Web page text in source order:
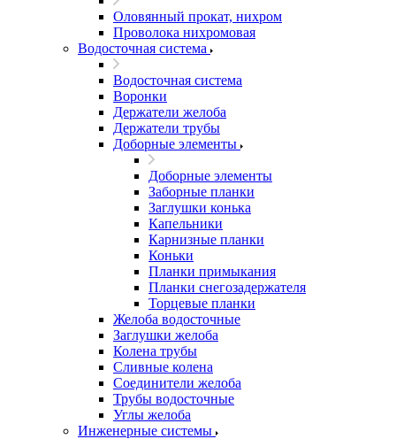
Оловянный прокат, нихром
Проволока нихромовая
Водосточная система
Водосточная система
Воронки
Держатели желоба
Держатели трубы
Доборные элементы
Доборные элементы
Заборные планки
Заглушки конька
Капельники
Карнизные планки
Коньки
Планки примыкания
Планки снегозадержателя
Торцевые планки
Желоба водосточные
Заглушки желоба
Колена трубы
Сливные колена
Соединители желоба
Трубы водосточные
Углы желоба
Инженерные системы